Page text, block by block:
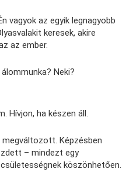
vagyok az egyik legnagyobb
keresek, akire
az ember.
Neki?
Hívjon, ha készen áll.
Képzésben
– mindezt egy
köszönhetően.